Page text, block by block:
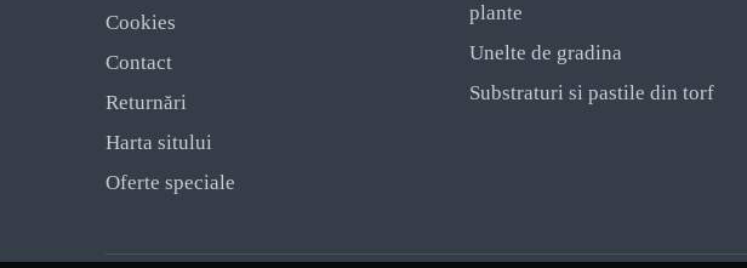
Cookies
Contact
Returnări
Harta sitului
Oferte speciale
plante
Unelte de gradina
Substraturi si pastile din torf